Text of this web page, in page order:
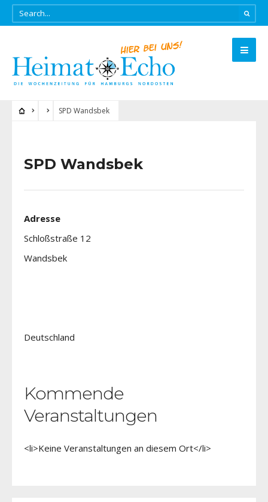
SPD Wandsbek
SPD Wandsbek
Adresse
Schloßstraße 12
Wandsbek
Deutschland
Kommende
Veranstaltungen
<li>Keine Veranstaltungen an diesem Ort</li>